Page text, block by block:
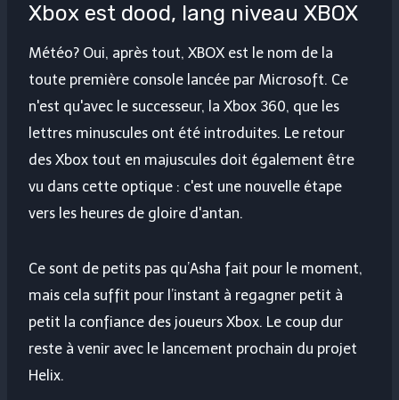
Xbox est dood, lang niveau XBOX
Météo? Oui, après tout, XBOX est le nom de la
toute première console lancée par Microsoft. Ce
n'est qu'avec le successeur, la Xbox 360, que les
lettres minuscules ont été introduites. Le retour
des Xbox tout en majuscules doit également être
vu dans cette optique : c'est une nouvelle étape
vers les heures de gloire d'antan.
Ce sont de petits pas qu’Asha fait pour le moment,
mais cela suffit pour l’instant à regagner petit à
petit la confiance des joueurs Xbox. Le coup dur
reste à venir avec le lancement prochain du projet
Helix.